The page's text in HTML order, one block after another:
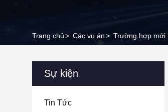
Trang chủ> Các vụ án> Trường hợp mới
Sự kiện
Tin Tức